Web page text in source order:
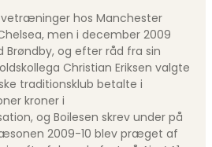
hos Manchester
men i december 2009
og efter råd fra sin
Christian Eriksen valgte
traditionsklub betalte i
kroner i
og Boilesen skrev under på
2009-10 blev præget af